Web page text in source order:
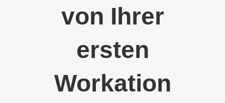
von Ihrer
ersten
Workation